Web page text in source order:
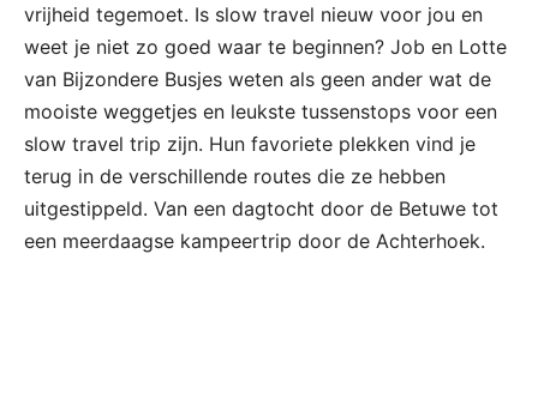
vrijheid tegemoet. Is slow travel nieuw voor jou en
weet je niet zo goed waar te beginnen? Job en Lotte
van Bijzondere Busjes weten als geen ander wat de
mooiste weggetjes en leukste tussenstops voor een
slow travel trip zijn. Hun favoriete plekken vind je
terug in de verschillende routes die ze hebben
uitgestippeld. Van een dagtocht door de Betuwe tot
een meerdaagse kampeertrip door de Achterhoek.